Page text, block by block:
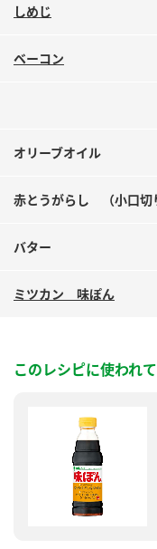
ミツカンのCM
業務用サイト ミツカン
しめじ
ベーコン
オリーブオイル
赤とうがらし （小口切
バター
ミツカン 味ぽん
このレシピに使われ